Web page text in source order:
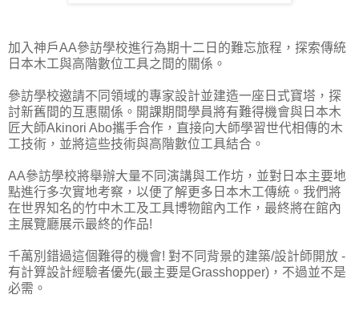
加入神戶AA參訪學校進行為期十二日的難忘旅程，探索傳統
日本木工與高階數位工具之間的關係。
參訪學校邀請不同領域的專家設計並建造一座日式寶塔，探
討新舊間的互惠關係。開課期間學員將有難得機會與日本木
匠大師Akinori Abo攜手合作，直接向大師學習世代相傳的木
工技術，並將這些技術與高階數位工具結合。
AA參訪學校將舉辦大量不同演講與工作坊，並對日本主要地
點進行多次實地考察，以便了解更多日本木工傳統。我們將
在世界知名的竹中木工及工具博物館內工作，最終將在館內
主展覽廳展示最終的作品!
千萬別錯過這個難得的機會! 對不同背景的建築/設計師開放 -
有計算設計經驗者優先(最主要是Grasshopper)，不過並不是
必需。